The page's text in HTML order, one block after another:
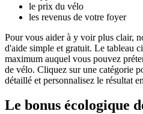
le prix du vélo
les revenus de votre foyer
Pour vous aider à y voir plus clair,
d'aide simple et gratuit. Le tableau
maximum auquel vous pouvez
de vélo. Cliquez sur une catégorie
détaillé et personnalisez le résultat
Le bonus écologique